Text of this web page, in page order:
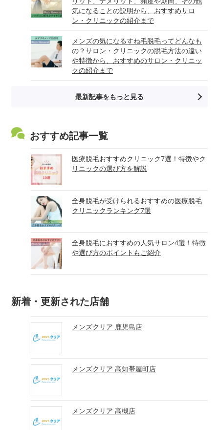
気になることの説明から、おすすめサロ
ン・クリニックの紹介まで
メンズの気になるすね毛脱毛ってどんなも
の？サロン・クリニックの脱毛方法の違い
や特徴から、おすすめのサロン・クリニッ
クの紹介まで
最新記事をもっと見る
おすすめ記事一覧
医療脱毛おすすめクリニック7選！特徴やク
リニックの選び方を解説
全身脱毛が受けられるおすすめの医療脱毛
クリニックランキング7選
全身脱毛におすすめの人気サロン4選！特徴
や選び方のポイントもご紹介
新着・更新された店舗
メンズクリア 鹿児島店
メンズクリア 高知帯屋町店
メンズクリア 高槻店